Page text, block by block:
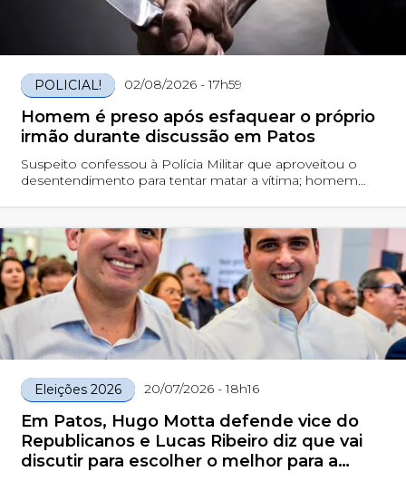
POLICIAL! 02/08/2026 - 17h59
Homem é preso após esfaquear o próprio
irmão durante discussão em Patos
Suspeito confessou à Polícia Militar que aproveitou o
desentendimento para tentar matar a vítima; homem
Eleições 2026 20/07/2026 - 18h16
Em Patos, Hugo Motta defende vice do
Republicanos e Lucas Ribeiro diz que vai
discutir para escolher o melhor para a